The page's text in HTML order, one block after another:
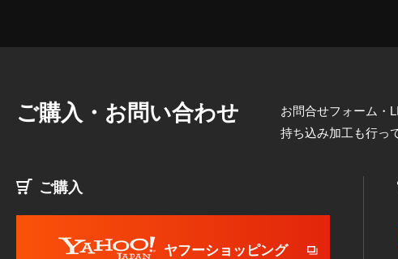
ご購入・お問い合わせ
お問合せフォーム・
持ち込み加工も行っ
ご購入
ヤフーショッピング